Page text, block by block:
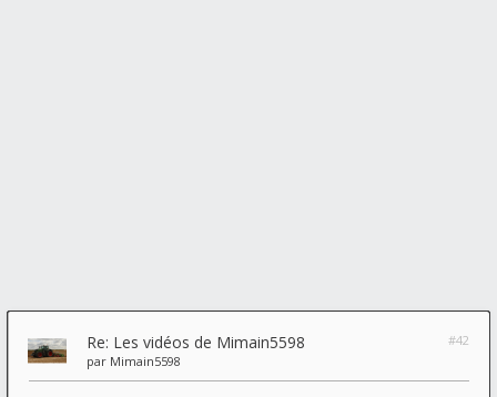
Re: Les vidéos de Mimain5598
#42
par Mimain5598